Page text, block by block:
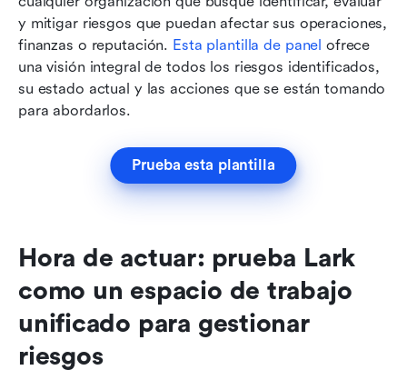
y mitigar riesgos que puedan afectar sus operaciones,
finanzas o reputación. Esta plantilla de panel ofrece
una visión integral de todos los riesgos identificados,
su estado actual y las acciones que se están tomando
para abordarlos.
Prueba esta plantilla
Hora de actuar: prueba Lark
como un espacio de trabajo
unificado para gestionar
riesgos